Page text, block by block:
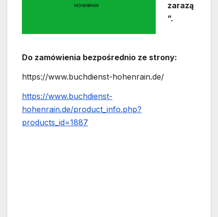
zarazą
”.
Do zamówienia bezpośrednio ze strony:
https://www.buchdienst-hohenrain.de/
https://www.buchdienst-
hohenrain.de/product_info.php?
products_id=1887